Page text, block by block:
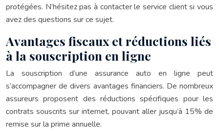
protégées. N’hésitez pas à contacter le service client si vous
avez des questions sur ce sujet.
Avantages fiscaux et réductions liés
à la souscription en ligne
La souscription d’une assurance auto en ligne peut
s’accompagner de divers avantages financiers. De nombreux
assureurs proposent des réductions spécifiques pour les
contrats souscrits sur internet, pouvant aller jusqu’à 15% de
remise sur la prime annuelle.